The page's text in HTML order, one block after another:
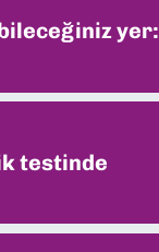
yer:
testinde